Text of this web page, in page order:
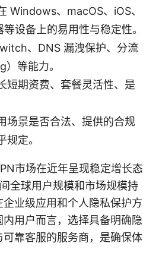
Windows、macOS、iOS、
设备上的易用性与稳定性。
、DNS 漏洩保护、分流
）等能力。
短期资费、套餐灵活性、是
场景是否合法、提供的合规
定。
市场在近年呈现稳定增长态
全球用户规模和市场规模持
业级应用和个人隐私保护方
用户而言，选择具备明确隐
靠客服的服务商，是确保体